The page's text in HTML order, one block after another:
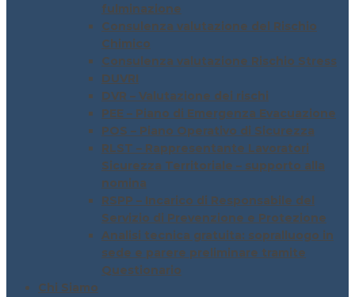
fulminazione
Consulenza valutazione del Rischio
Chimico
Consulenza valutazione Rischio Stress
DUVRI
DVR – Valutazione dei rischi
PEE – Piano di Emergenza Evacuazione
POS – Piano Operativo di Sicurezza
RLST – Rappresentante Lavoratori
Sicurezza Territoriale – supporto alla
nomina
RSPP – Incarico di Responsabile del
Servizio di Prevenzione e Protezione
Analisi tecnica gratuita: sopralluogo in
sede e parere preliminare tramite
Questionario
Chi Siamo